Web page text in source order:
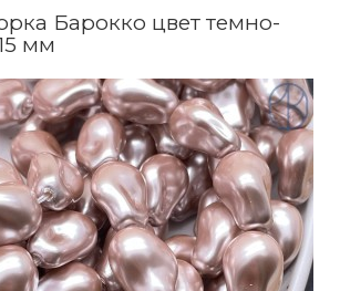
Барокко цвет темно-
мм